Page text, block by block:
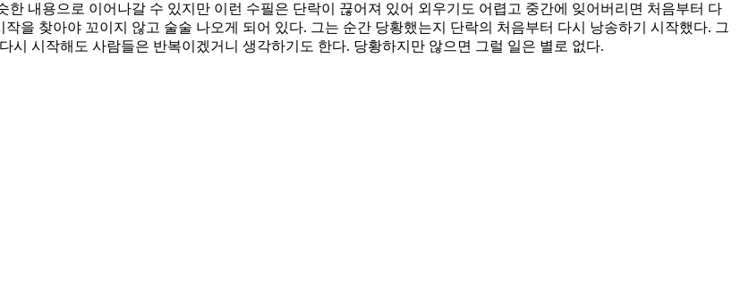
내용으로 이어나갈 수 있지만 이런 수필은 단락이 끊어져 있어 외우기도 어렵고 중간에 잊어버리면 처음부터 다
을 찾아야 꼬이지 않고 술술 나오게 되어 있다. 그는 순간 당황했는지 단락의 처음부터 다시 낭송하기 시작했다. 그
시작해도 사람들은 반복이겠거니 생각하기도 한다. 당황하지만 않으면 그럴 일은 별로 없다.